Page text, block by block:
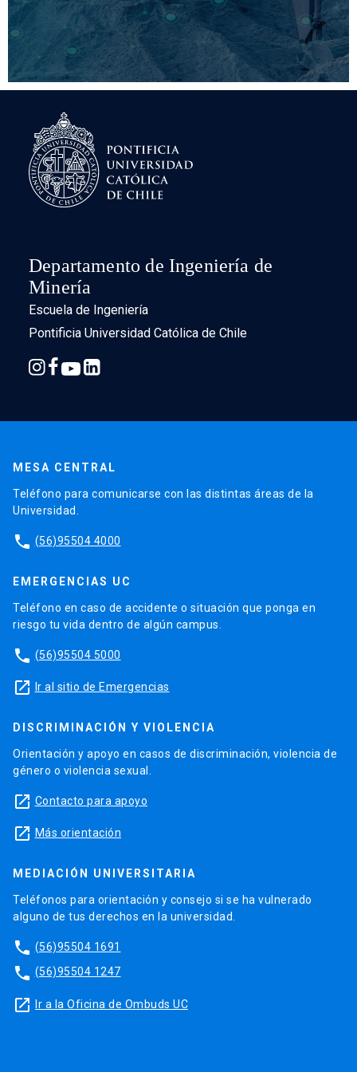
por solventes, electro-obtención) son estudiadas para
mejorar su gestión o desarrollar soluciones
tecnológicas que se basen en la instrumentación,
monitoreo, modelamiento y control optimizado.
Departamento de Ingeniería de
Minería
Escuela de Ingeniería
Pontificia Universidad Católica de Chile
MESA CENTRAL
Teléfono para comunicarse con las distintas áreas de la
Universidad.
phone (56)95504 4000
EMERGENCIAS UC
Teléfono en caso de accidente o situación que ponga en
riesgo tu vida dentro de algún campus.
phone (56)95504 5000
launch Ir al sitio de Emergencias
DISCRIMINACIÓN Y VIOLENCIA
Orientación y apoyo en casos de discriminación, violencia de
género o violencia sexual.
launch Contacto para apoyo
launch Más orientación
MEDIACIÓN UNIVERSITARIA
Teléfonos para orientación y consejo si se ha vulnerado
alguno de tus derechos en la universidad.
phone (56)95504 1691
phone (56)95504 1247
launch Ir a la Oficina de Ombuds UC